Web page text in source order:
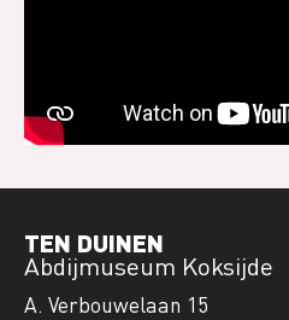
TEN DUINEN
Abdijmuseum Koksijde
A. Verbouwelaan 15